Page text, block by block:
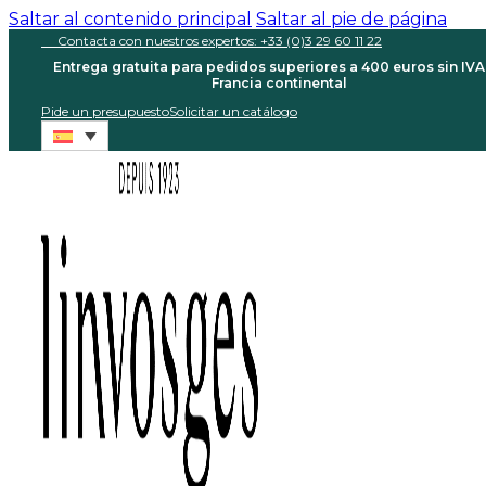
Saltar al contenido principal Saltar al pie de página
Contacta con nuestros expertos: +33 (0)3 29 60 11 22
Entrega gratuita para pedidos superiores a 400 euros sin IVA
Francia continental
Pide un presupuestoSolicitar un catálogo